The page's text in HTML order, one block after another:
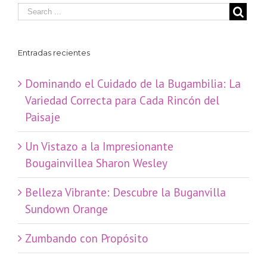
Entradas recientes
Dominando el Cuidado de la Bugambilia: La
Variedad Correcta para Cada Rincón del
Paisaje
​Un Vistazo a la Impresionante
Bougainvillea Sharon Wesley
Belleza Vibrante: Descubre la Buganvilla
Sundown Orange
Zumbando con Propósito